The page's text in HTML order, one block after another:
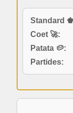
Standard
Coet 🚀:
Patata 🥔:
Partides: